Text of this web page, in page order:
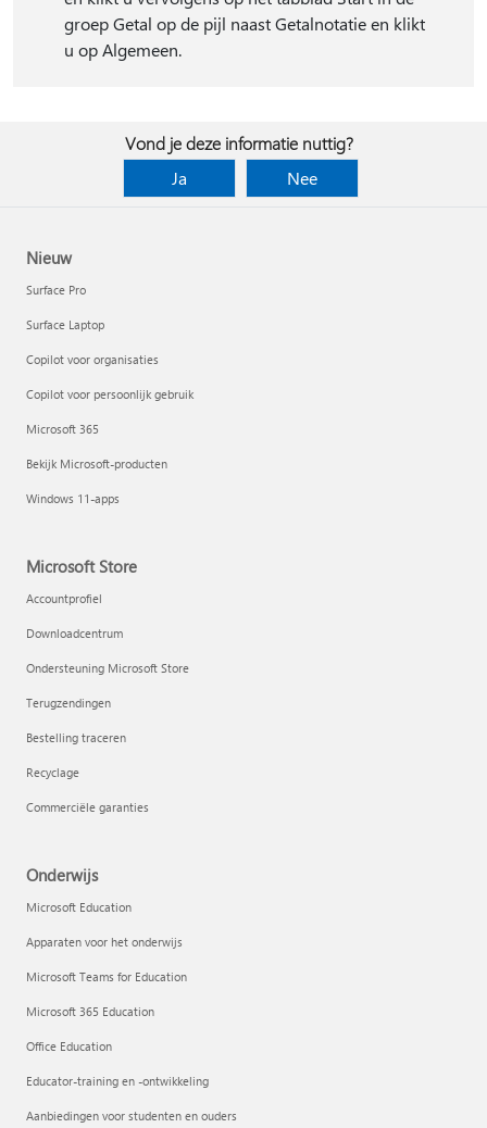
groep Getal op de pijl naast Getalnotatie en klikt
u op Algemeen.
Vond je deze informatie nuttig?
Ja
Nee
Nieuw
Surface Pro
Surface Laptop
Copilot voor organisaties
Copilot voor persoonlijk gebruik
Microsoft 365
Bekijk Microsoft-producten
Windows 11-apps
Microsoft Store
Accountprofiel
Downloadcentrum
Ondersteuning Microsoft Store
Terugzendingen
Bestelling traceren
Recyclage
Commerciële garanties
Onderwijs
Microsoft Education
Apparaten voor het onderwijs
Microsoft Teams for Education
Microsoft 365 Education
Office Education
Educator-training en -ontwikkeling
Aanbiedingen voor studenten en ouders